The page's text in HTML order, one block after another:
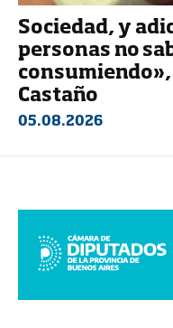
Sociedad, y
personas no
consumiendo»,
Castaño
05.08.2026